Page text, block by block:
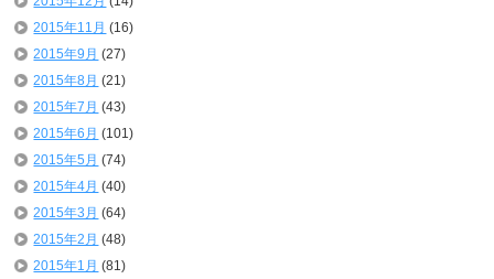
2015年11月 (16)
2015年9月 (27)
2015年8月 (21)
2015年7月 (43)
2015年6月 (101)
2015年5月 (74)
2015年4月 (40)
2015年3月 (64)
2015年2月 (48)
2015年1月 (81)